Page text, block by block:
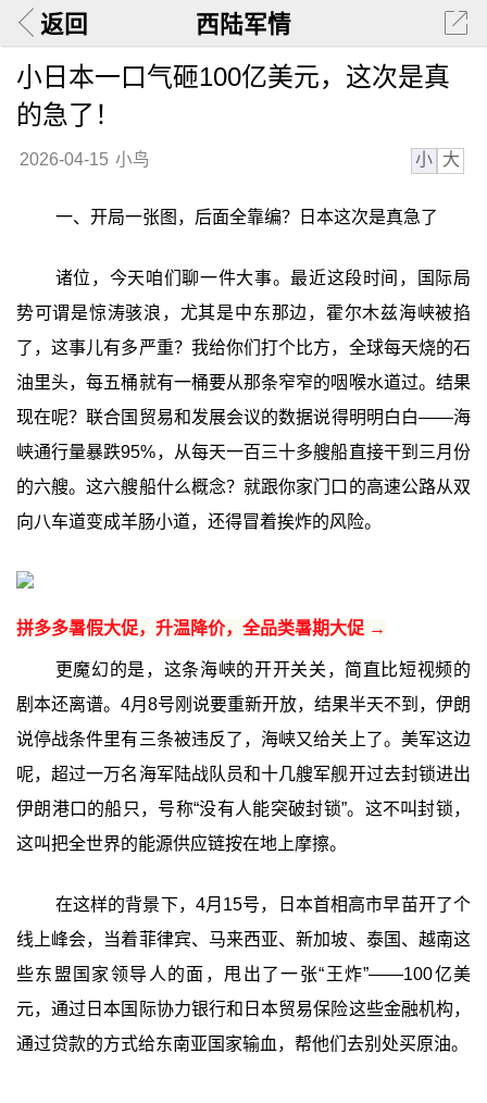
返回 西陆军情
小日本一口气砸100亿美元，这次是真
的急了！
2026-04-15 小鸟 小 大
一、开局一张图，后面全靠编？日本这次是真急了
诸位，今天咱们聊一件大事。最近这段时间，国际局
势可谓是惊涛骇浪，尤其是中东那边，霍尔木兹海峡被掐
了，这事儿有多严重？我给你们打个比方，全球每天烧的石
油里头，每五桶就有一桶要从那条窄窄的咽喉水道过。结果
现在呢？联合国贸易和发展会议的数据说得明明白白——海
峡通行量暴跌95%，从每天一百三十多艘船直接干到三月份
的六艘。这六艘船什么概念？就跟你家门口的高速公路从双
向八车道变成羊肠小道，还得冒着挨炸的风险。
拼多多暑假大促，升温降价，全品类暑期大促 →
更魔幻的是，这条海峡的开开关关，简直比短视频的
剧本还离谱。4月8号刚说要重新开放，结果半天不到，伊朗
说停战条件里有三条被违反了，海峡又给关上了。美军这边
呢，超过一万名海军陆战队员和十几艘军舰开过去封锁进出
伊朗港口的船只，号称“没有人能突破封锁”。这不叫封锁，
这叫把全世界的能源供应链按在地上摩擦。
在这样的背景下，4月15号，日本首相高市早苗开了个
线上峰会，当着菲律宾、马来西亚、新加坡、泰国、越南这
些东盟国家领导人的面，甩出了一张“王炸”——100亿美
元，通过日本国际协力银行和日本贸易保险这些金融机构，
通过贷款的方式给东南亚国家输血，帮他们去别处买原油。